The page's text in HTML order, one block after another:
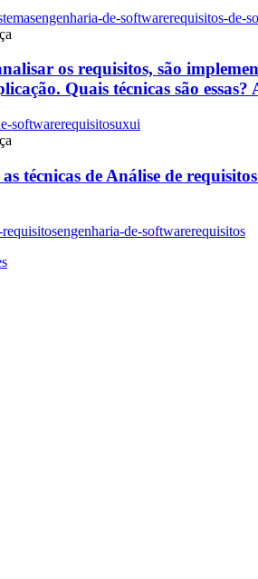
engenharia-de-softwarerequisitos-de-
os requisitos, são
Quais técnicas são
softwarerequisitosuxui
técnicas de Análise de
engenharia-de-softwarerequisitos